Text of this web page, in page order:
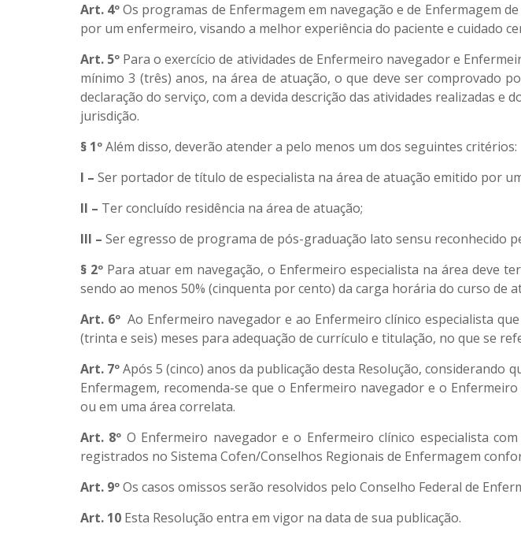
Art. 4ºOs programas de Enfermagem em navegação e de Enfermagem
por um enfermeiro, visando a melhor experiência do paciente e cuidado
Art. 5º Para o exercício de atividades de Enfermeiro navegador e
mínimo 3 (três) anos, na área de atuação, o que deve ser comprovado
declaração do serviço, com a devida descrição das atividades realizadas
jurisdição.
§ 1ºAlém disso, deverão atender a pelo menos um dos seguintes critérios:
I – Ser portador de título de especialista na área de atuação emitido por
II – Ter concluído residência na área de atuação;
III – Ser egresso de programa de pós-graduação lato sensu reconhecido
§ 2ºPara atuar em navegação, o Enfermeiro especialista na área deve
sendo ao menos 50% (cinquenta por cento) da carga horária do curso de
Art. 6ºAo Enfermeiro navegador e ao Enfermeiro clínico especialista
(trinta e seis) meses para adequação de currículo e titulação, no que se
Art. 7ºApós 5 (cinco) anos da publicação desta Resolução, considerando
Enfermagem, recomenda-se que o Enfermeiro navegador e o
ou em uma área correlata.
Art. 8º O Enfermeiro navegador e o Enfermeiro clínico especialista
registrados no Sistema Cofen/Conselhos Regionais de Enfermagem
Art. 9ºOs casos omissos serão resolvidos pelo Conselho Federal de
Art. 10 Esta Resolução entra em vigor na data de sua publicação.